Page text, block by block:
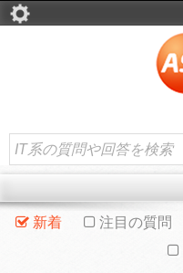
新着 注目の質問